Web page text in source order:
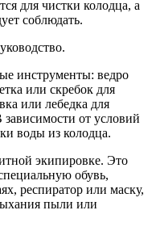
для чистки колодца, а
соблюдать.
инструменты: ведро
или скребок для
или лебедка для
зависимости от условий
воды из колодца.
экипировке. Это
обувь,
респиратор или маску,
пыли или